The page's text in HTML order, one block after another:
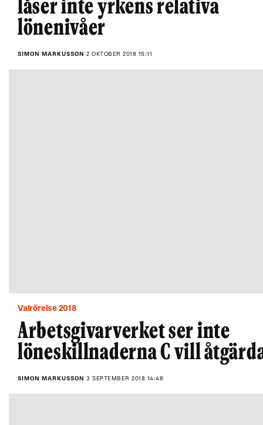
låser inte yrkens relativa
lönenivåer
SIMON MARKUSSON 2 OKTOBER 2018 15:11
Valrörelse 2018
Arbetsgivarverket ser inte
löneskillnaderna C vill
SIMON MARKUSSON 3 SEPTEMBER 2018 14:48